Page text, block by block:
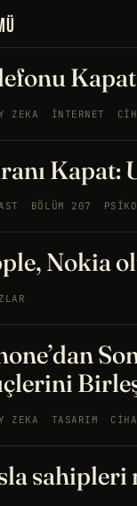
ZEKA İNTERNET
Kapat:
BÖLÜM 207
Nokia
ZEKA TASARIM
sahipleri